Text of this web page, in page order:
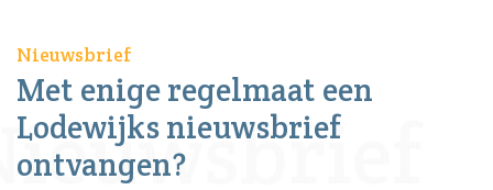
Nieuwsbrief
Met enige regelmaat een
Lodewijks nieuwsbrief
ontvangen?